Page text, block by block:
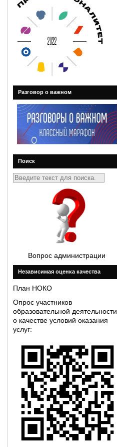
Разговор о важном
Поиск
Вопрос администрации
Незавиcимая оценка качества
План НОКО
Опрос участников
образовательной деятельности
о качестве условий оказания
услуг: